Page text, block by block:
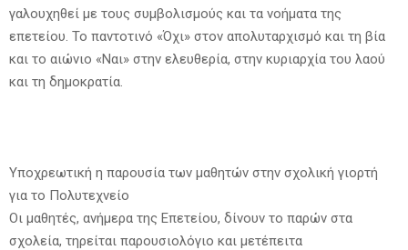
γαλουχηθεί με τους συμβολισμούς και τα νοήματα της
επετείου. Το παντοτινό «Όχι» στον απολυταρχισμό και τη βία
και το αιώνιο «Ναι» στην ελευθερία, στην κυριαρχία του λαού
και τη δημοκρατία.
Υποχρεωτική η παρουσία των μαθητών στην σχολική γιορτή
για το Πολυτεχνείο
Οι μαθητές, ανήμερα της Επετείου, δίνουν το παρών στα
σχολεία, τηρείται παρουσιολόγιο και μετέπειτα